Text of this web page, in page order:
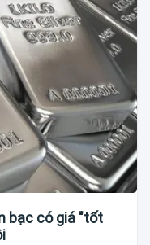
bạc có giá "tốt